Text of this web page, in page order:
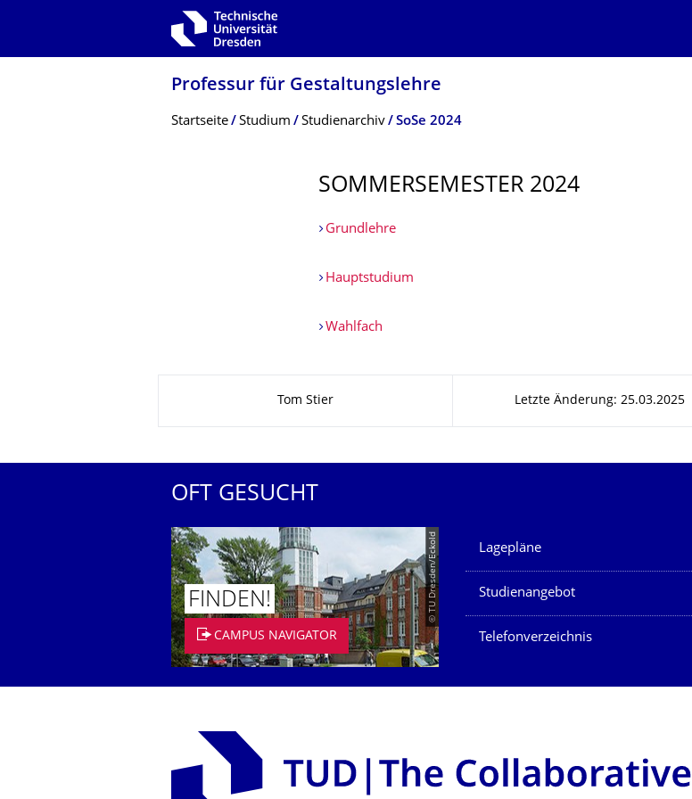
Zur Hauptnavigation springen
Professur für Gestaltungslehre
Breadcrumb-Menü
Startseite Studium Studienarchiv SoSe 2024
SOMMERSEMESTER 2024
Grundlehre
Hauptstudium
Wahlfach
Tom Stier Letzte Änderung: 25.03.2025
OFT GESUCHT
© TU Dresden/Eckold
FINDEN!
CAMPUS NAVIGATOR
Unsere Dienste
Lagepläne
Studienangebot
Telefonverzeichnis